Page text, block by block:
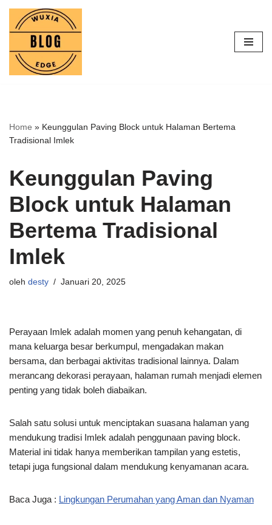
Lompat
konten
Home » Keunggulan Paving Block untuk Halaman Bertema
Tradisional Imlek
Keunggulan Paving
Block untuk Halaman
Bertema Tradisional
Imlek
oleh desty Januari 20, 2025
Perayaan Imlek adalah momen yang penuh kehangatan, di
mana keluarga besar berkumpul, mengadakan makan
bersama, dan berbagai aktivitas tradisional lainnya. Dalam
merancang dekorasi perayaan, halaman rumah menjadi elemen
penting yang tidak boleh diabaikan.
Salah satu solusi untuk menciptakan suasana halaman yang
mendukung tradisi Imlek adalah penggunaan paving block.
Material ini tidak hanya memberikan tampilan yang estetis,
tetapi juga fungsional dalam mendukung kenyamanan acara.
Baca Juga : Lingkungan Perumahan yang Aman dan Nyaman